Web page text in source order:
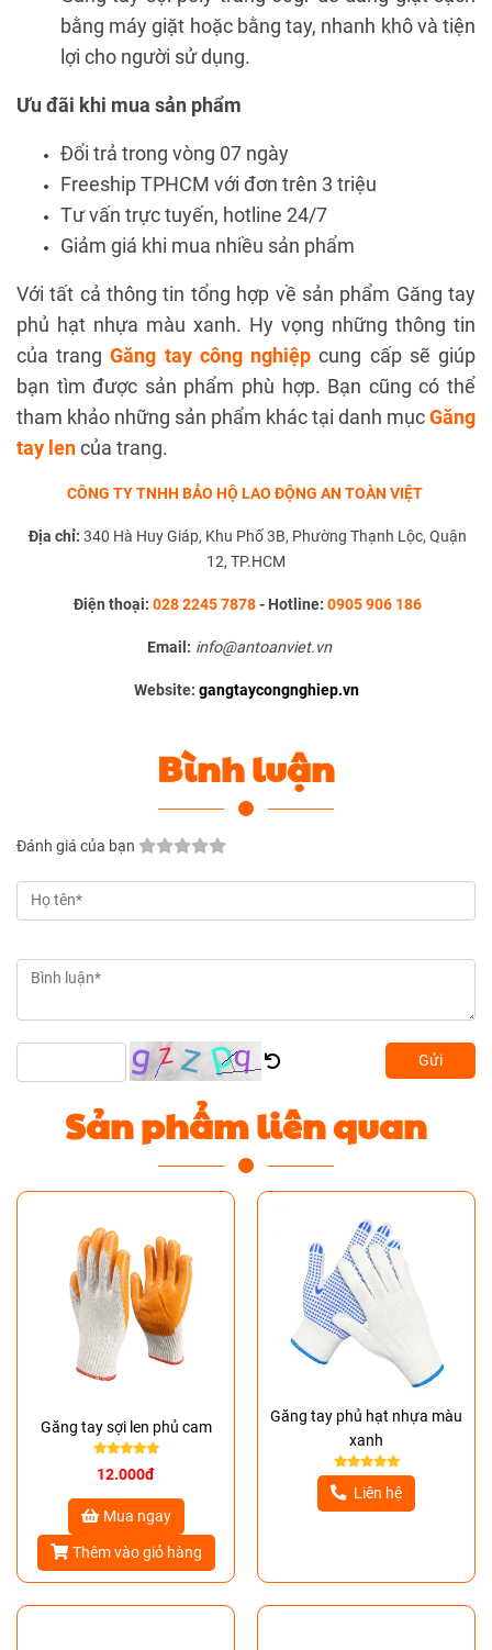
bằng máy giặt hoặc bằng tay, nhanh khô và tiện
lợi cho người sử dụng.
Ưu đãi khi mua sản phẩm
Đổi trả trong vòng 07 ngày
Freeship TPHCM với đơn trên 3 triệu
Tư vấn trực tuyến, hotline 24/7
Giảm giá khi mua nhiều sản phẩm
Với tất cả thông tin tổng hợp về sản phẩm Găng tay
phủ hạt nhựa màu xanh. Hy vọng những thông tin
của trangGăng tay công nghiệp cung cấp sẽ giúp
bạn tìm được sản phẩm phù hợp. Bạn cũng có thể
tham khảo những sản phẩm khác tại danh mụcGăng
tay lencủa trang.
CÔNG TY TNHH BẢO HỘ LAO ĐỘNG AN TOÀN VIỆT
Địa chỉ: 340 Hà Huy Giáp, Khu Phố 3B, Phường Thạnh Lộc, Quận
12, TP.HCM
Điện thoại: 028 2245 7878- Hotline: 0905 906 186
Email: info@antoanviet.vn
Website: gangtaycongnghiep.vn
Bình luận
Đánh giá của bạn
Gửi
Sản phẩm liên quan
Găng tay sợi len phủ cam
12.000đ
Mua ngay
Thêm vào giỏ hàng
Găng tay phủ hạt nhựa màu
xanh
Liên hệ